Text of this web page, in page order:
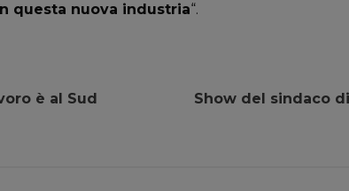
questa nuova industria“.
è al Sud
Show del sindaco